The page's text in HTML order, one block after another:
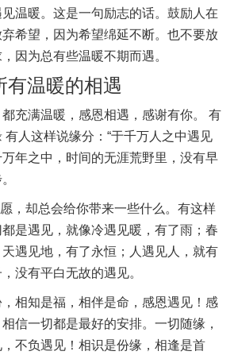
温暖。这是一句励志的话。鼓励人在
希望，因为希望绵延不断。也不要放
因为总有些温暖不期而遇。
有温暖的相遇
充满温暖，感恩相遇，感谢有你。 有
人这样说缘分：“于千万人之中遇见
年之中，时间的无涯荒野里，没有早
，却总会给你带来一些什么。有这样
是遇见，就像冷遇见暖，有了雨；春
遇见地，有了永恒；人遇见人，就有
没有平白无故的遇见。
相知是福，相伴是命，感恩遇见！感
信一切都是最好的安排。一切随缘，
不负遇见！相识是份缘，相逢是首